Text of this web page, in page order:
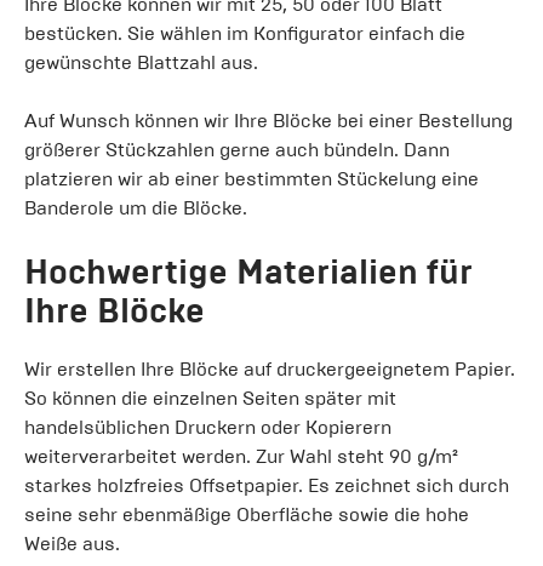
bestücken. Sie wählen im Konfigurator einfach die
gewünschte Blattzahl aus.
Auf Wunsch können wir Ihre Blöcke bei einer Bestellung
größerer Stückzahlen gerne auch bündeln. Dann
platzieren wir ab einer bestimmten Stückelung eine
Banderole um die Blöcke.
Hochwertige Materialien für
Ihre Blöcke
Wir erstellen Ihre Blöcke auf druckergeeignetem Papier.
So können die einzelnen Seiten später mit
handelsüblichen Druckern oder Kopierern
weiterverarbeitet werden. Zur Wahl steht 90 g/m²
starkes holzfreies Offsetpapier. Es zeichnet sich durch
seine sehr ebenmäßige Oberfläche sowie die hohe
Weiße aus.